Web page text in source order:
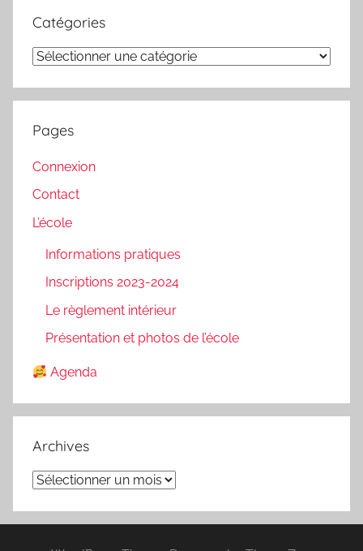
Catégories
Catégories
Pages
Connexion
Contact
L’école
Informations pratiques
Inscriptions 2023-2024
Le règlement intérieur
Présentation et photos de l’école
Agenda
Archives
Archives